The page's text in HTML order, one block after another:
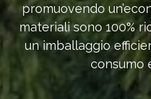
promuovendo
materiali sono 100%
un imballaggio
consumo